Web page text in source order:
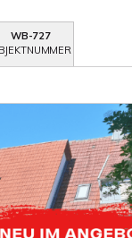
WB-727